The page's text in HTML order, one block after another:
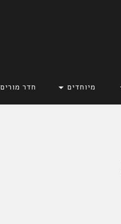
מיוחדים חדר מורים